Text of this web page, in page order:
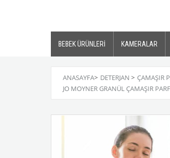
BEBEK ÜRÜNLERİ KAMERALAR
ANASAYFA> DETERJAN > ÇAMAŞIR
JO MOYNER GRANÜL ÇAMAŞIR